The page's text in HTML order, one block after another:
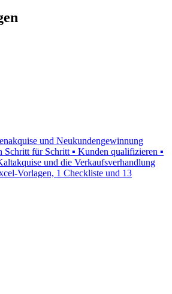
und Neukundengewinnung
für Schritt ▪ Kunden qualifizieren ▪
und die Verkaufsverhandlung
Vorlagen, 1 Checkliste und 13